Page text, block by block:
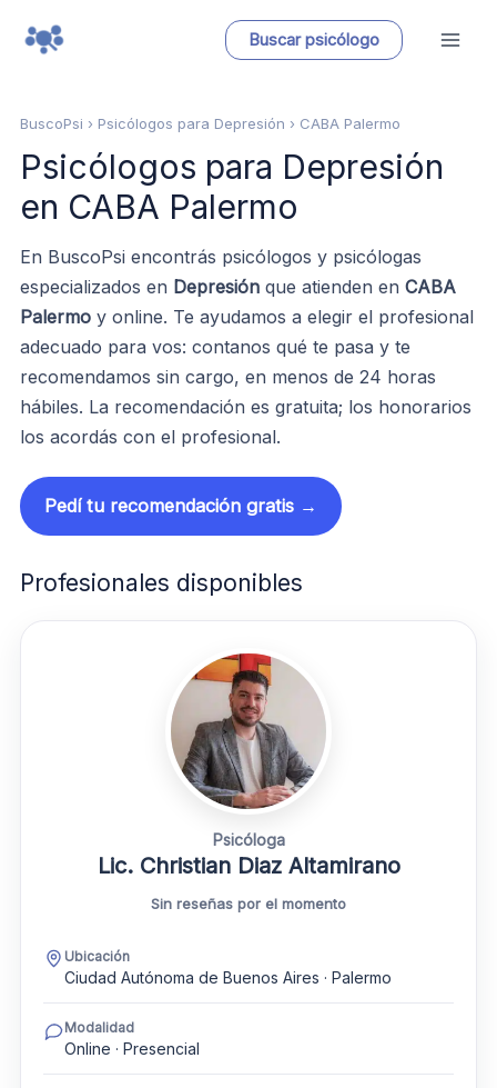
Buscar psicólogo
BuscoPsi › Psicólogos para Depresión › CABA Palermo
Psicólogos para Depresión
en CABA Palermo
En BuscoPsi encontrás psicólogos y psicólogas
especializados en Depresión que atienden en CABA
Palermo y online. Te ayudamos a elegir el profesional
adecuado para vos: contanos qué te pasa y te
recomendamos sin cargo, en menos de 24 horas
hábiles. La recomendación es gratuita; los honorarios
los acordás con el profesional.
Pedí tu recomendación gratis →
Profesionales disponibles
Psicóloga
Lic. Christian Diaz Altamirano
Sin reseñas por el momento
Ubicación
Ciudad Autónoma de Buenos Aires · Palermo
Modalidad
Online · Presencial